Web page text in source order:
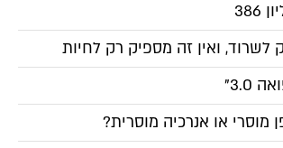
לשרוד, ואין זה מספיק רק לחיות
3.0"
מוסרי או אנרכיה מוסרית?